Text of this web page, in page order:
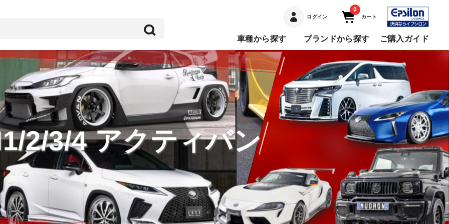
ログイン
0
カート
車種から探す ブランドから探す ご購入ガイド
2/3/4 アクティバン